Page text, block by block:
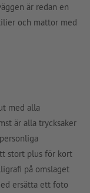
är redan en
och mattor med
med alla
är alla trycksaker
stort plus för kort
på omslaget
ersätta ett foto